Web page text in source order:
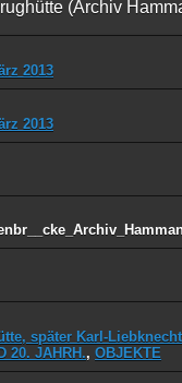
(Archiv
2013
2013
später Karl-
20. JAHRH., OBJEKTE